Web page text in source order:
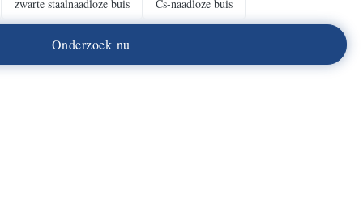
zwarte staalnaadloze buis Cs-naadloze buis
Onderzoek nu